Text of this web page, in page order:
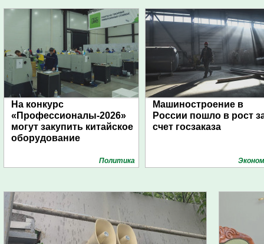
На конкурс
«Профессионалы-2026»
могут закупить китайское
оборудование
Политика
Машиностроение в
России пошло в рост
счет госзаказа